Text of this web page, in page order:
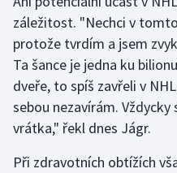
Ostatní
záležitost. "Nechci v
protože tvrdím a jsem
Ta šance je jedna ku
dveře, to spíš zavřeli v
sebou nezavírám.
vrátka," řekl dnes Jágr.
Při zdravotních obtížích